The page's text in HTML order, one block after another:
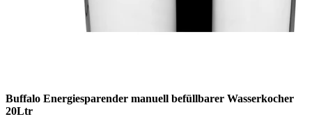
Buffalo Energiesparender manuell befüllbarer Wasserkocher
20Ltr